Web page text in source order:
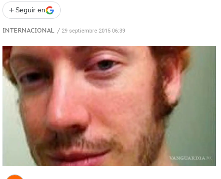
+ Seguir en
INTERNACIONAL / 29 septiembre 2015 06:39